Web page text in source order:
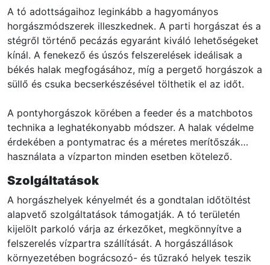
A tó adottságaihoz leginkább a hagyományos
horgászmódszerek illeszkednek. A parti horgászat és a
stégről történő pecázás egyaránt kiváló lehetőségeket
kínál. A fenekező és úszós felszerelések ideálisak a
békés halak megfogásához, míg a pergető horgászok a
süllő és csuka becserkészésével tölthetik el az időt.
A pontyhorgászok körében a feeder és a matchbotos
technika a leghatékonyabb módszer. A halak védelme
érdekében a pontymatrac és a méretes merítőszák
használata a vízparton minden esetben kötelező.
Szolgáltatások
A horgászhelyek kényelmét és a gondtalan időtöltést
alapvető szolgáltatások támogatják. A tó területén
kijelölt parkoló várja az érkezőket, megkönnyítve a
felszerelés vízpartra szállítását. A horgászállások
környezetében bográcsozó- és tűzrakó helyek teszik